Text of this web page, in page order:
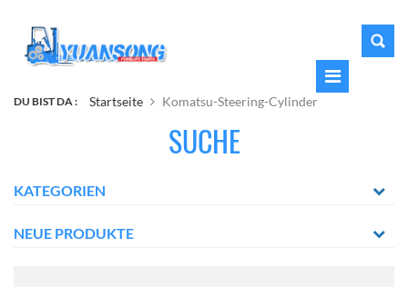
DU BIST DA : Startseite Komatsu-Steering-Cylinder
SUCHE
KATEGORIEN
NEUE PRODUKTE